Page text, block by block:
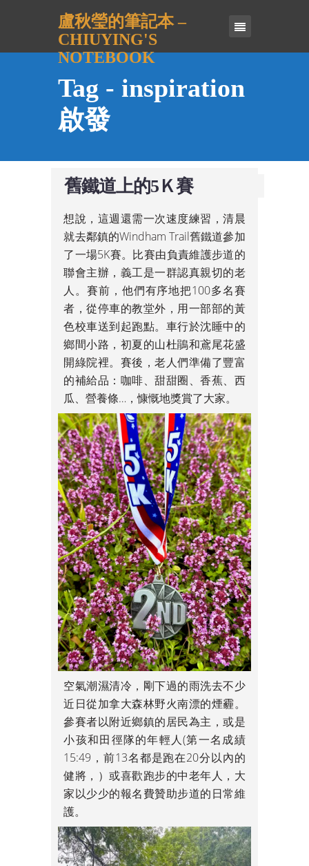
盧秋瑩的筆記本 –
CHIUYING'S
NOTEBOOK
Tag - inspiration
啟發
舊鐵道上的5Ｋ賽
想說，這週還需一次速度練習，清晨
就去鄰鎮的Windham Trail舊鐵道參加
了一場5K賽。比賽由負責維護步道的
聯會主辦，義工是一群認真親切的老
人。賽前，他們有序地把100多名賽
者，從停車的教堂外，用一部部的黃
色校車送到起跑點。車行於沈睡中的
鄉間小路，初夏的山杜鵑和鳶尾花盛
開綠院裡。賽後，老人們準備了豐富
的補給品：咖啡、甜甜圈、香蕉、西
瓜、營養條…，慷慨地獎賞了大家。
空氣潮濕清冷，剛下過的雨洗去不少
近日從加拿大森林野火南漂的煙霾。
參賽者以附近鄉鎮的居民為主，或是
小孩和田徑隊的年輕人(第一名成績
15:49，前13名都是跑在20分以內的
健將，）或喜歡跑步的中老年人，大
家以少少的報名費贊助步道的日常維
護。